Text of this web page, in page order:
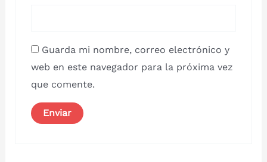
Guarda mi nombre, correo electrónico y
web en este navegador para la próxima vez
que comente.